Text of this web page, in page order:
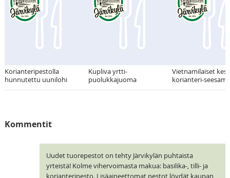
Korianteripestolla
hunnutettu uunilohi
Kupliva yrtti-
puolukkajuoma
Vietnamilaiset
korianteri-
Kommentit
Uudet tuorepestot on tehty Järvikylän puhtaista
yrteistä! Kolme vihervoimasta makua: basilika-, tilli- ja
korianteripesto. Lisäaineettomat pestot löydät kaupan